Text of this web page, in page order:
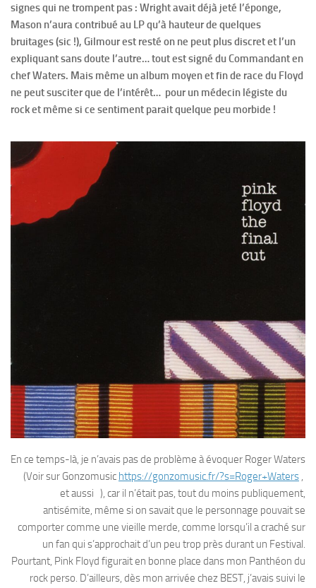
signes qui ne trompent pas : Wright avait déjà jeté l’éponge,
Mason n’aura contribué au LP qu’à hauteur de quelques
bruitages (sic !), Gilmour est resté on ne peut plus discret et l’un
expliquant sans doute l’autre… tout est signé du Commandant en
chef Waters. Mais même un album moyen et fin de race du Floyd
ne peut susciter que de l’intérêt… pour un médecin légiste du
rock et même si ce sentiment parait quelque peu morbide !
En ce temps-là, je n’avais pas de problème à évoquer Roger Waters
(Voir sur Gonzomusic https://gonzomusic.fr/?s=Roger+Waters ,
et aussi ), car il n’était pas, tout du moins publiquement,
antisémite, même si on savait que le personnage pouvait se
comporter comme une vieille merde, comme lorsqu’il a craché sur
un fan qui s’approchait d’un peu trop près durant un Festival.
Pourtant, Pink Floyd figurait en bonne place dans mon Panthéon du
rock perso. D’ailleurs, dès mon arrivée chez BEST, j’avais suivi le